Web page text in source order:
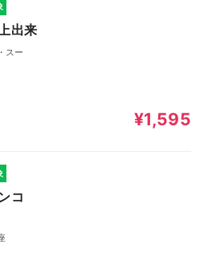
出来
スー
¥1,595
コ